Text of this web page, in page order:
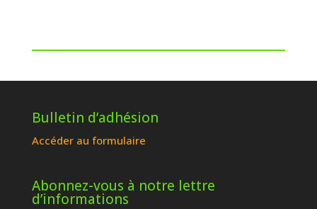
Bulletin d’adhésion
Accéder au formulaire
Abonnez-vous à notre lettre
d’informations